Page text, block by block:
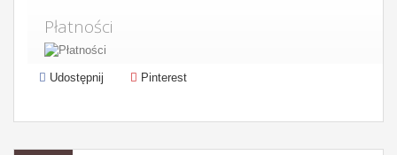
Płatności
Udostępnij Pinterest